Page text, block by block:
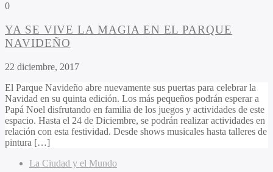
0
YA SE VIVE LA MAGIA EN EL PARQUE
NAVIDEÑO
22 diciembre, 2017
El Parque Navideño abre nuevamente sus puertas para celebrar la
Navidad en su quinta edición. Los más pequeños podrán esperar a
Papá Noel disfrutando en familia de los juegos y actividades de este
espacio. Hasta el 24 de Diciembre, se podrán realizar actividades en
relación con esta festividad. Desde shows musicales hasta talleres de
pintura […]
La Ciudad y el Mundo